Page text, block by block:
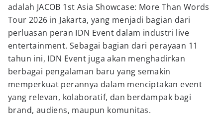
adalah JACOB 1st Asia Showcase: More Than Words
Tour 2026 in Jakarta, yang menjadi bagian dari
perluasan peran IDN Event dalam industri live
entertainment. Sebagai bagian dari perayaan 11
tahun ini, IDN Event juga akan menghadirkan
berbagai pengalaman baru yang semakin
memperkuat perannya dalam menciptakan event
yang relevan, kolaboratif, dan berdampak bagi
brand, audiens, maupun komunitas.